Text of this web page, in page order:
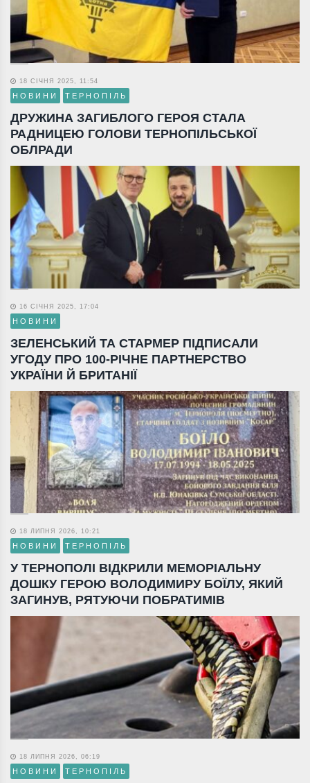
18 СІЧНЯ 2025, 11:54
НОВИНИ ТЕРНОПІЛЬ
ДРУЖИНА ЗАГИБЛОГО ГЕРОЯ СТАЛА
РАДНИЦЕЮ ГОЛОВИ ТЕРНОПІЛЬСЬКОЇ
ОБЛРАДИ
16 СІЧНЯ 2025, 17:04
НОВИНИ
ЗЕЛЕНСЬКИЙ ТА СТАРМЕР ПІДПИСАЛИ
УГОДУ ПРО 100-РІЧНЕ ПАРТНЕРСТВО
УКРАЇНИ Й БРИТАНІЇ
18 ЛИПНЯ 2026, 10:21
НОВИНИ ТЕРНОПІЛЬ
У ТЕРНОПОЛІ ВІДКРИЛИ МЕМОРІАЛЬНУ
ДОШКУ ГЕРОЮ ВОЛОДИМИРУ БОЇЛУ, ЯКИЙ
ЗАГИНУВ, РЯТУЮЧИ ПОБРАТИМІВ
18 ЛИПНЯ 2026, 06:19
НОВИНИ ТЕРНОПІЛЬ